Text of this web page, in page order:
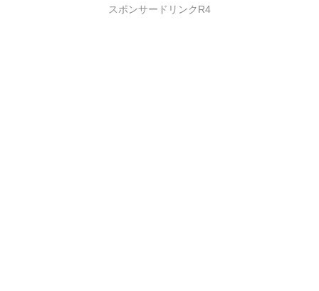
スポンサードリンクR4